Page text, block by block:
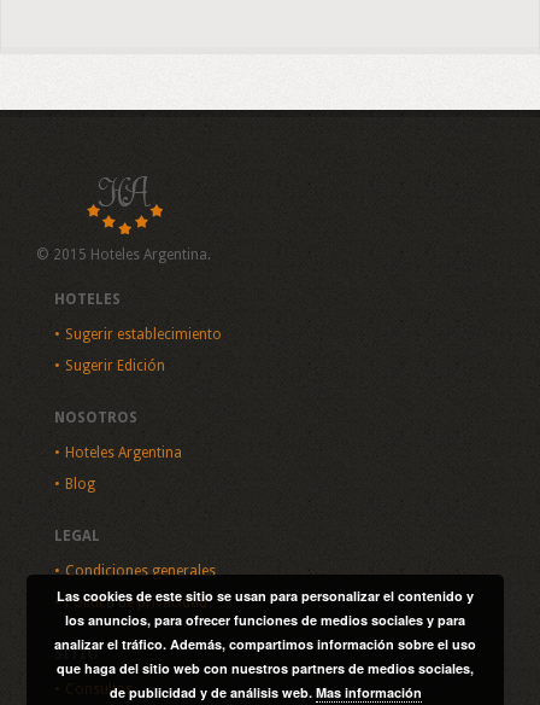
© 2015 Hoteles Argentina.
HOTELES
Sugerir establecimiento
Sugerir Edición
NOSOTROS
Hoteles Argentina
Blog
LEGAL
Condiciones generales
Política de privacidad
SITIO
Consultas
Las cookies de este sitio se usan para personalizar el contenido y
los anuncios, para ofrecer funciones de medios sociales y para
analizar el tráfico. Además, compartimos información sobre el uso
que haga del sitio web con nuestros partners de medios sociales,
de publicidad y de análisis web. Mas información